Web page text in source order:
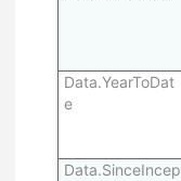
Data.YearToDat
e
Data.SinceIncep